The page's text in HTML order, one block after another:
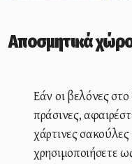
Αποσμητικά
Εάν οι βελόνες
πράσινες,
χάρτινες
χρησιμοποιήσετε